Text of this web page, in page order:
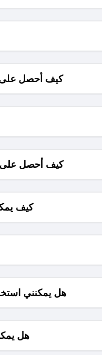
كيف أحصل على
كيف أحصل على
كيف
هل يمكنني
هل